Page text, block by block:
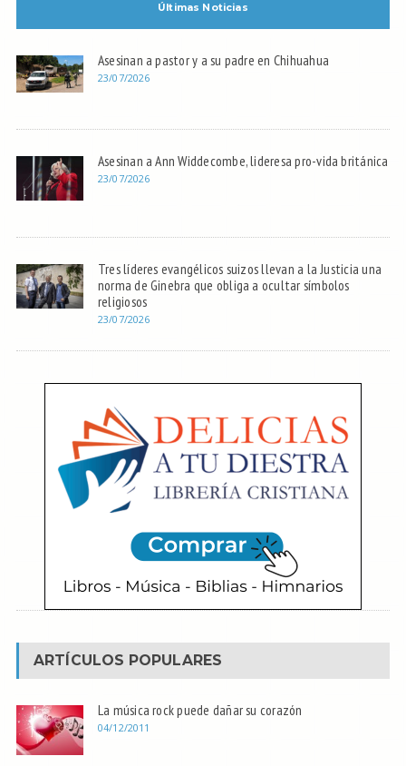
Últimas Noticias
Asesinan a pastor y a su padre en Chihuahua
23/07/2026
Asesinan a Ann Widdecombe, lideresa pro-vida británica
23/07/2026
Tres líderes evangélicos suizos llevan a la Justicia una
norma de Ginebra que obliga a ocultar símbolos
religiosos
23/07/2026
ARTÍCULOS POPULARES
La música rock puede dañar su corazón
04/12/2011